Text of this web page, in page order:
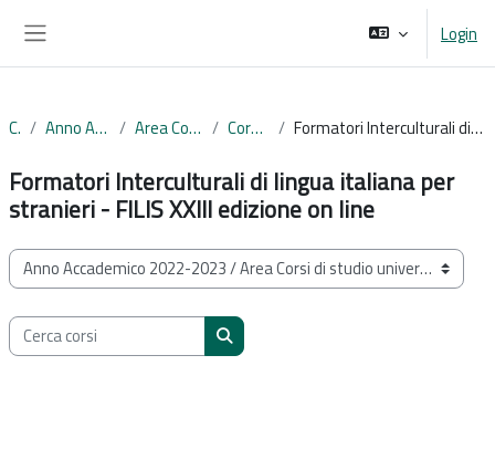
Login
Corsi Anno Accademico 2022-2023 Area Corsi di studio universitari Corso di Formazione Formatori Interculturali di lingua italiana per stranieri - FILIS XXIII edizione on line
Formatori Interculturali di lingua italiana per
stranieri - FILIS XXIII edizione on line
Categorie di corso
Cerca corsi
Cerca corsi